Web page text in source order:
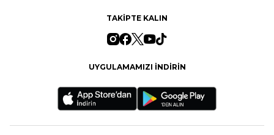
TAKİPTE KALIN
UYGULAMAMIZI İNDİRİN